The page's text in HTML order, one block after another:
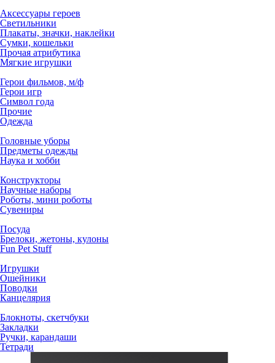
Аксессуары героев
Светильники
Плакаты, значки, наклейки
Сумки, кошельки
Прочая атрибутика
Мягкие игрушки
Герои фильмов, м/ф
Герои игр
Символ года
Прочие
Одежда
Головные уборы
Предметы одежды
Наука и хобби
Конструкторы
Научные наборы
Роботы, мини роботы
Сувениры
Посуда
Брелоки, жетоны, кулоны
Fun Pet Stuff
Игрушки
Ошейники
Поводки
Канцелярия
Блокноты, скетчбуки
Закладки
Ручки, карандаши
Тетради